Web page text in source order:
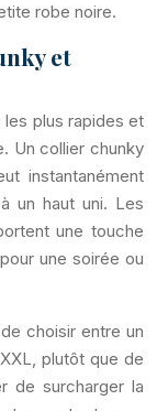
robe noire.
et
les plus rapides et
Un collier chunky
instantanément
un haut uni. Les
une touche
une soirée ou
choisir entre un
plutôt que de
de surcharger la